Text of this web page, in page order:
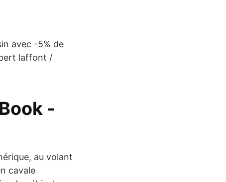
avec -5% de
laffont /
-
au volant
cavale